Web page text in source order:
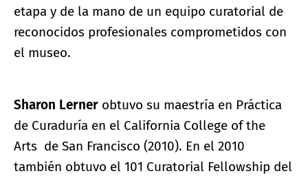
etapa y de la mano de un equipo curatorial de
reconocidos profesionales comprometidos con
el museo.
Sharon Lerner obtuvo su maestría en Práctica
de Curaduría en el California College of the
Arts de San Francisco (2010). En el 2010
también obtuvo el 101 Curatorial Fellowship del